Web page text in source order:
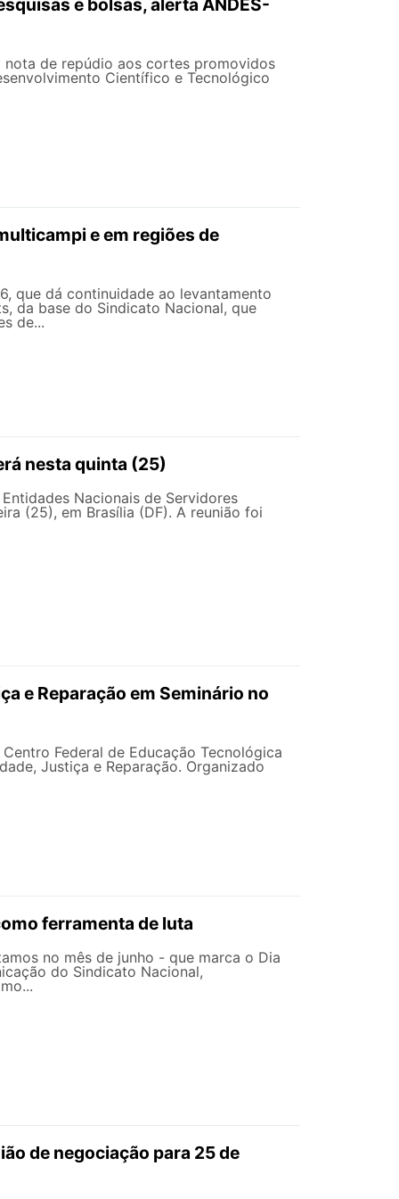
e bolsas, alerta ANDES-
de repúdio aos cortes promovidos
Científico e Tecnológico
e em regiões de
que dá continuidade ao levantamento
da base do Sindicato Nacional, que
de...
nesta quinta (25)
Nacionais de Servidores
(25), em Brasília (DF). A reunião foi
e Reparação em Seminário no
Federal de Educação Tecnológica
Justiça e Reparação. Organizado
ferramenta de luta
no mês de junho - que marca o Dia
do Sindicato Nacional,
de negociação para 25 de